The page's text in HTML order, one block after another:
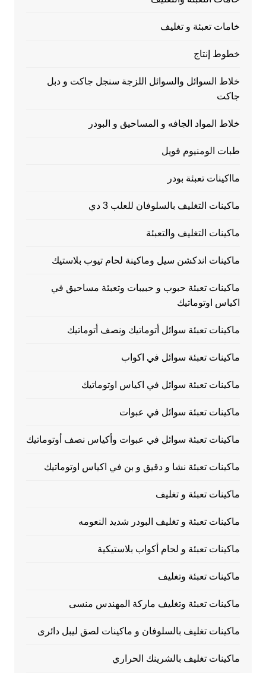
خامات تعبئة و تغليف
خطوط إنتاج
خلاط السوائل والسوائل اللزجة سنجل جاكت و دبل
جاكت
خلاط المواد الجافه و المساحيق و البودر
طبات الومنيوم فويل
مااكينات تعبئة بودر
ماكينات التغليف بالسلوفان للعلب 3 دي
ماكينات التغليف والتعبئة
ماكينات اندكشن سيل وماكينة لحام تيوب بلاستيك
ماكينات تعبئة حبوب و حبيبات وتعبئة مساحيق في
اكياس اوتوماتيك
ماكينات تعبئة سوائل أتوماتيك ونصف أتوماتيك
ماكينات تعبئة سوائل في اكواب
ماكينات تعبئة سوائل في اكياس اوتوماتيك
ماكينات تعبئة سوائل في عبوات
ماكينات تعبئة سوائل في عبوات وأكياس نصف أوتوماتيك
ماكينات تعبئة نشا و دقيق و بن في اكياس اوتوماتيك
ماكينات تعبئة و تغليف
ماكينات تعبئة و تغليف البودر شديد النعومه
ماكينات تعبئة و لحام أكواب بلاستيكية
ماكينات تعبئة وتغليف
ماكينات تعبئة وتغليف ماركة المهندس منسى
ماكينات تغليف بالسلوفان و ماكينات لصق ليبل دائرى
ماكينات تغليف بالشرينك الحراري